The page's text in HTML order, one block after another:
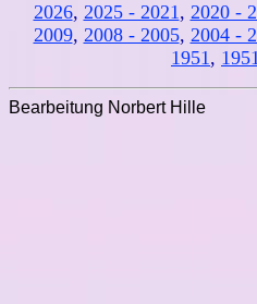
2026, 2025 - 2021, 2020 -
2009, 2008 - 2005, 2004 -
1951,
Bearbeitung Norbert Hille